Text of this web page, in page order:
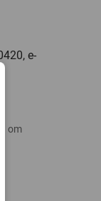
e-
om